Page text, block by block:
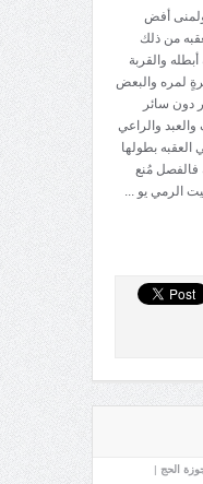
من ذلك
والقربة
لمره والبعض
دون سائر
والراعي
بطولها
فالفصل مُنع
الرمي يو ...
الحج |